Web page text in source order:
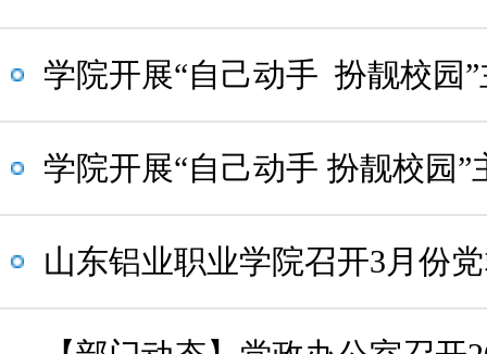
学院开展“自己动手 扮靓校园
学院开展“自己动手 扮靓校园”
山东铝业职业学院召开3月份